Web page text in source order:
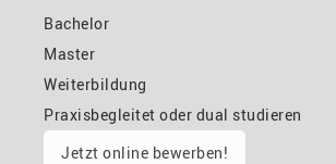
Bachelor
Master
Weiterbildung
Praxisbegleitet oder dual studieren
Jetzt online bewerben!